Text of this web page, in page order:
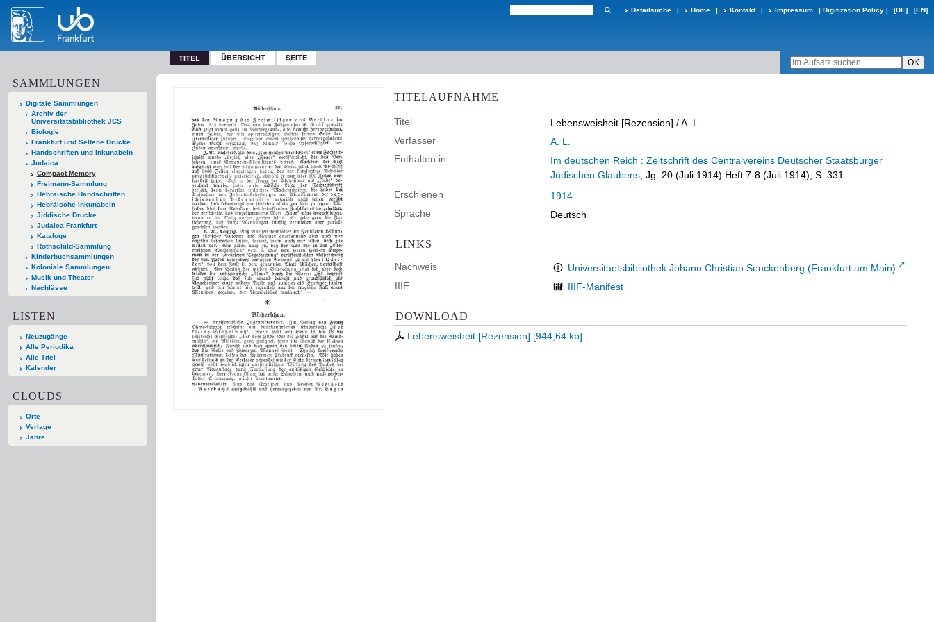
Detailsuche | Home | Kontakt | Impressum | Digitization Policy | [DE] [EN]
TITEL ÜBERSICHT SEITE
SAMMLUNGEN
Digitale Sammlungen
Archiv der
Universitätsbibliothek JCS
Biologie
Frankfurt und Seltene Drucke
Handschriften und Inkunabeln
Judaica
Compact Memory
Freimann-Sammlung
Hebräische Handschriften
Hebräische Inkunabeln
Jiddische Drucke
Judaica Frankfurt
Kataloge
Rothschild-Sammlung
Kinderbuchsammlungen
Koloniale Sammlungen
Musik und Theater
Nachlässe
LISTEN
Neuzugänge
Alle Periodika
Alle Titel
Kalender
CLOUDS
Orte
Verlage
Jahre
TITELAUFNAHME
Titel Lebensweisheit [Rezension] / A. L.
Verfasser
A. L.
Enthalten in
Im deutschen Reich : Zeitschrift des Centralvereins Deutscher Staatsbürger
Jüdischen Glaubens , Jg. 20 (Juli 1914) Heft 7-8 (Juli 1914), S. 331
Erschienen
1914
Sprache
Deutsch
LINKS
Nachweis
Universitaetsbibliothek Johann Christian Senckenberg (Frankfurt am Main)
IIIF
IIIF-Manifest
DOWNLOAD
Lebensweisheit [Rezension] [944,64 kb]